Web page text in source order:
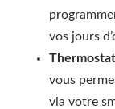
vos jours
vous
via votre